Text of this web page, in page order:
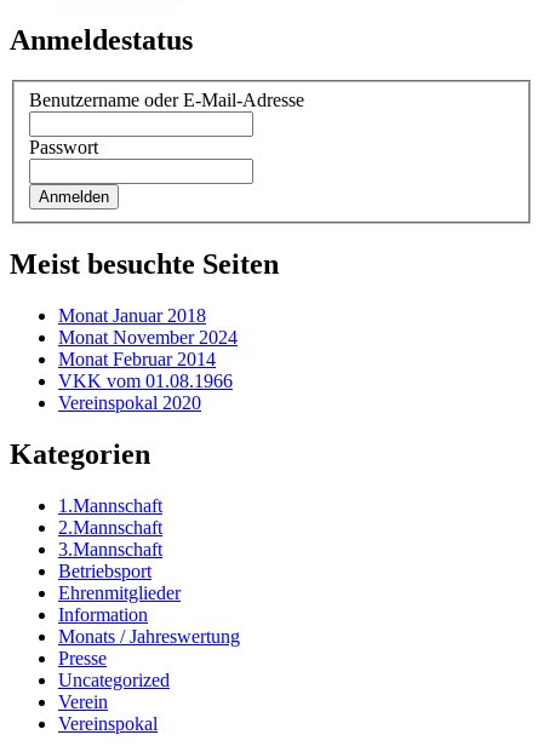
Anmeldestatus
Benutzername oder E-Mail-Adresse
Passwort
Meist besuchte Seiten
Monat Januar 2018
Monat November 2024
Monat Februar 2014
VKK vom 01.08.1966
Vereinspokal 2020
Kategorien
1.Mannschaft
2.Mannschaft
3.Mannschaft
Betriebsport
Ehrenmitglieder
Information
Monats / Jahreswertung
Presse
Uncategorized
Verein
Vereinspokal